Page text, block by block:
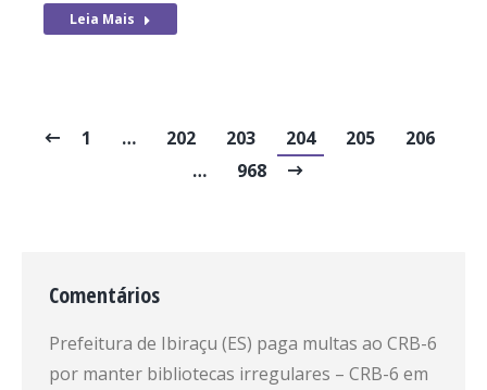
Leia Mais
1 … 202 203 204 205
206
…
968
Comentários
Prefeitura de Ibiraçu (ES) paga multas ao CRB-6
por manter bibliotecas irregulares – CRB-6 em